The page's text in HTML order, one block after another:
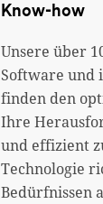
Know-how
Unsere über
Software und
finden den
Ihre
und effizient
Technologie
Bedürfnissen